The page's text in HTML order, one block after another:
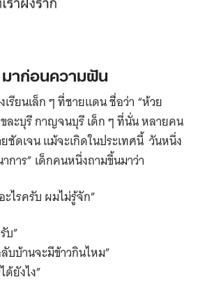
าก่อนความฝัน
รียนเล็ก ๆ ที่ชายแดน ชื่อว่า “ห้วย
ละบุรี กาญจนบุรี เด็ก ๆ ที่นั่น หลายคน
ชัดเจน แม้จะเกิดในประเทศนี้ วันหนึ่ง
การ” เด็กคนหนึ่งถามขึ้นมาว่า
ไรครับ ผมไม่รู้จัก”
บ”
บบ้านจะมีข้าวกินไหม”
ยังไง”